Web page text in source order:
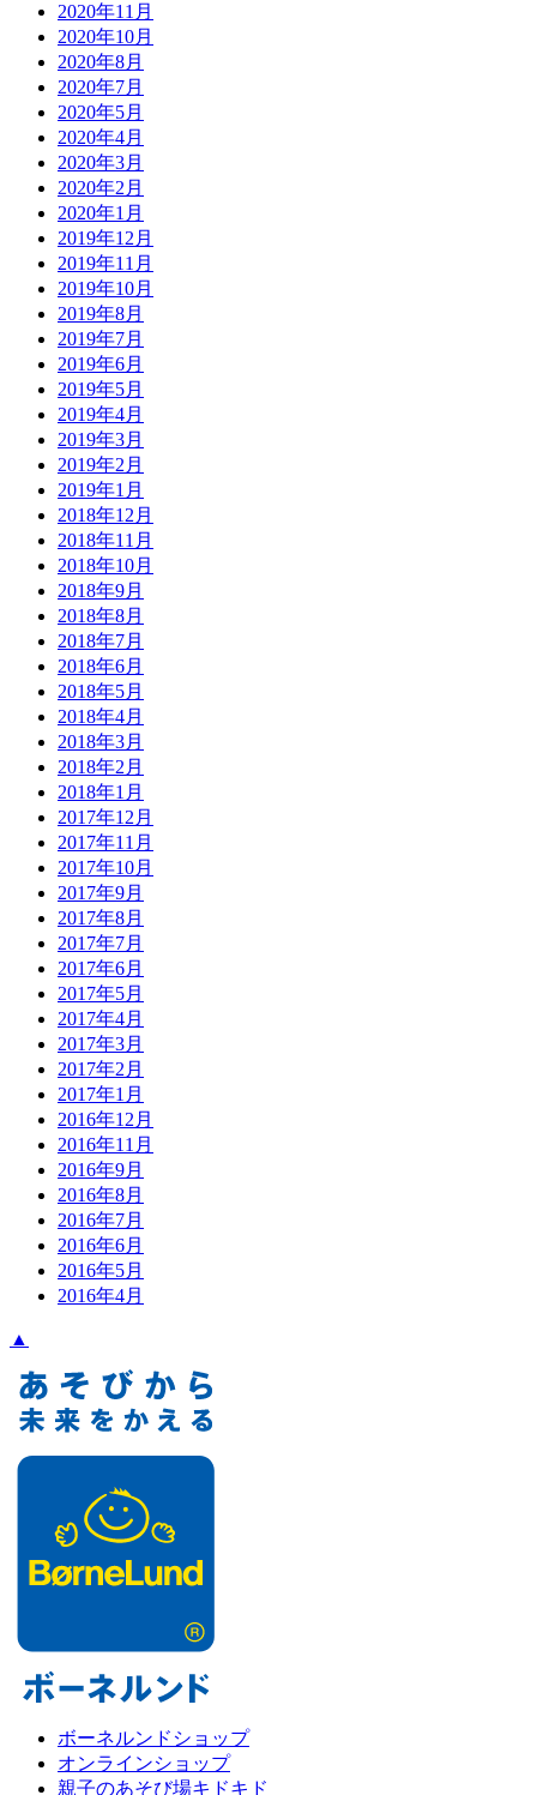
2020年11月
2020年10月
2020年8月
2020年7月
2020年5月
2020年4月
2020年3月
2020年2月
2020年1月
2019年12月
2019年11月
2019年10月
2019年8月
2019年7月
2019年6月
2019年5月
2019年4月
2019年3月
2019年2月
2019年1月
2018年12月
2018年11月
2018年10月
2018年9月
2018年8月
2018年7月
2018年6月
2018年5月
2018年4月
2018年3月
2018年2月
2018年1月
2017年12月
2017年11月
2017年10月
2017年9月
2017年8月
2017年7月
2017年6月
2017年5月
2017年4月
2017年3月
2017年2月
2017年1月
2016年12月
2016年11月
2016年9月
2016年8月
2016年7月
2016年6月
2016年5月
2016年4月
▲
ボーネルンドショップ
オンラインショップ
親子のあそび場キドキド